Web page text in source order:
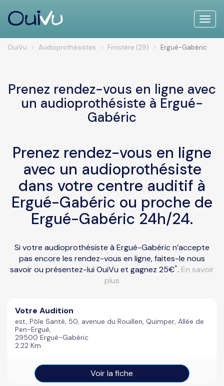
Toggle
OuiVu Audioprothésistes Finistère (29) Ergué-Gabéric
Prenez rendez-vous en ligne avec
un audioprothésiste à Ergué-
Gabéric
Prenez rendez-vous en ligne
avec un audioprothésiste
dans votre centre auditif à
Ergué-Gabéric ou proche de
Ergué-Gabéric 24h/24.
Si votre audioprothésiste à Ergué-Gabéric n’accepte
pas encore les rendez-vous en ligne, faites-le nous
savoir ou présentez-lui OuiVu et gagnez 25€*. En savoir
plus
Votre Audition
est, Pôle Santé, 50, avenue du Rouillen, Quimper, Allée de
Pen-Ergué,
29500 Ergué-Gabéric
2.22 Km
Voir la fiche